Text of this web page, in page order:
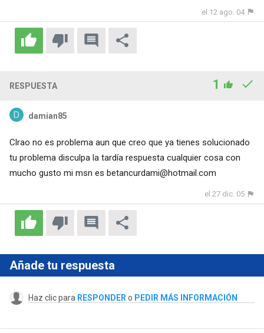
el 12 ago. 04
RESPUESTA 1
damian85
Clrao no es problema aun que creo que ya tienes solucionado
tu problema disculpa la tardía respuesta cualquier cosa con
mucho gusto mi msn es betancurdami@hotmail.com
el 27 dic. 05
Añade tu respuesta
Haz clic para RESPONDER o PEDIR MÁS INFORMACIÓN